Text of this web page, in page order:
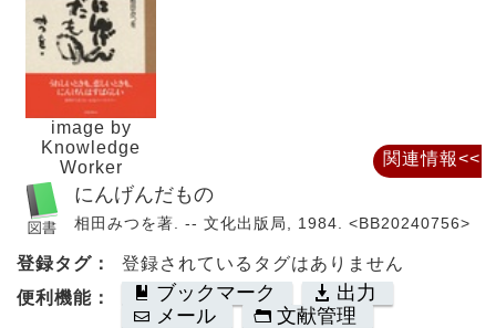
image by
Knowledge
Worker
にんげんだもの
相田みつを著. -- 文化出版局, 1984. <BB20240756>
登録タグ：
登録されているタグはありません
便利機能：
ブックマーク
出力
メール
文献管理
関連情報<<